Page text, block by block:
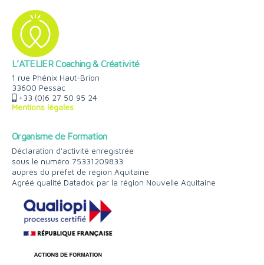
L’ATELIER Coaching & Créativité
1 rue Phénix Haut-Brion
33600 Pessac
+33 (0)6 27 50 95 24
Mentions légales
Organisme de Formation
Déclaration d'activité enregistrée
sous le numéro 75331209833
auprès du préfet de région Aquitaine
Agréé qualité Datadok par la région Nouvelle Aquitaine